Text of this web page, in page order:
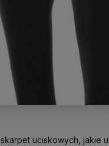
uciskowych, jakie